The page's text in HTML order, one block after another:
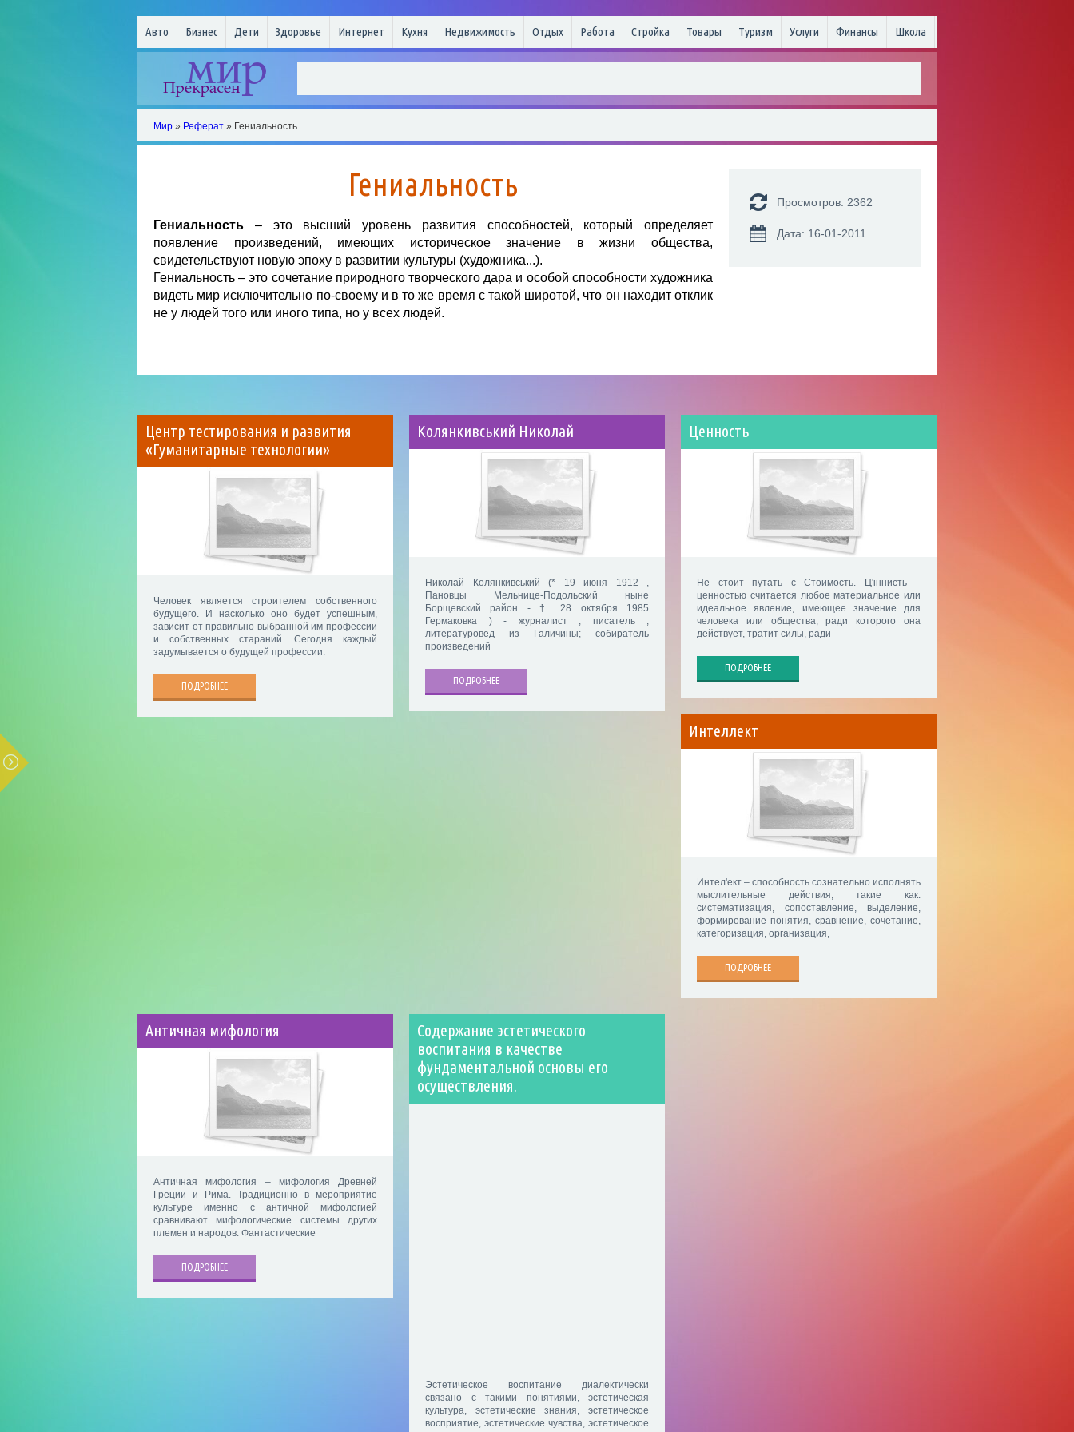
Авто Бизнес Дети Здоровье Интернет Кухня Недвижимость Отдых Работа Стройка Товары Туризм Услуги Финансы Школа
Мир » Реферат » Гениальность
Гениальность
Гениальность – это высший уровень развития способностей, который определяет
появление произведений, имеющих историческое значение в жизни общества,
свидетельствуют новую эпоху в развитии культуры (художника...).
Гениальность – это сочетание природного творческого дара и особой способности художника
видеть мир исключительно по-своему и в то же время с такой широтой, что он находит отклик
не у людей того или иного типа, но у всех людей.
Просмотров: 2362
Дата: 16-01-2011
Центр тестирования и развития
«Гуманитарные технологии»
Человек является строителем собственного
будущего. И насколько оно будет успешным,
зависит от правильно выбранной им профессии
и собственных стараний. Сегодня каждый
задумывается о будущей профессии.
ПОДРОБНЕЕ
Колянкивський Николай
Николай Колянкивський (* 19 июня 1912 ,
Пановцы Мельнице-Подольский ныне
Борщевский район - † 28 октября 1985
Гермаковка ) - журналист , писатель ,
литературовед из Галичины; собиратель
произведений
ПОДРОБНЕЕ
Ценность
Не стоит путать с Стоимость. Ц'iннисть –
ценностью считается любое материальное или
идеальное явление, имеющее значение для
человека или общества, ради которого она
действует, тратит силы, ради
ПОДРОБНЕЕ
Интеллект
Интел'eкт – способность сознательно исполнять
мыслительные действия, такие как:
систематизация, сопоставление, выделение,
формирование понятия, сравнение, сочетание,
категоризация, организация,
ПОДРОБНЕЕ
Античная мифология
Античная мифология – мифология Древней
Греции и Рима. Традиционно в мероприятие
культуре именно с античной мифологией
сравнивают мифологические системы других
племен и народов. Фантастические
ПОДРОБНЕЕ
Содержание эстетического
воспитания в качестве
фундаментальной основы его
осуществления.
Эстетическое воспитание диалектически
связано с такими понятиями, эстетическая
культура, эстетические знания, эстетическое
восприятие, эстетические чувства, эстетическое